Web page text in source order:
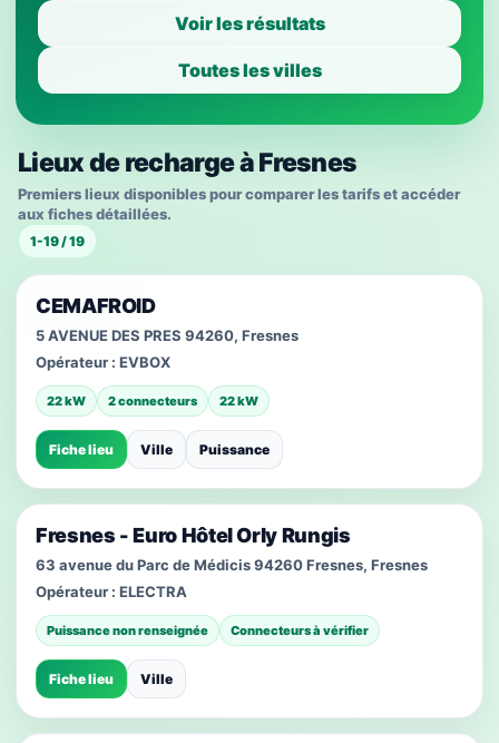
Voir les résultats
Toutes les villes
Lieux de recharge à Fresnes
Premiers lieux disponibles pour comparer les tarifs et accéder
aux fiches détaillées.
1-19 / 19
CEMAFROID
5 AVENUE DES PRES 94260, Fresnes
Opérateur : EVBOX
22 kW 2 connecteurs 22 kW
Fiche lieu Ville Puissance
Fresnes - Euro Hôtel Orly Rungis
63 avenue du Parc de Médicis 94260 Fresnes, Fresnes
Opérateur : ELECTRA
Puissance non renseignée Connecteurs à vérifier
Fiche lieu Ville